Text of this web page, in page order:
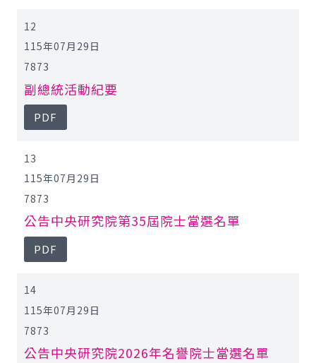
12
115年07月29日
7873
副總統活動紀要
PDF
13
115年07月29日
7873
公告中央研究院第35屆院士當選名單
PDF
14
115年07月29日
7873
公告中央研究院2026年名譽院士當選名單